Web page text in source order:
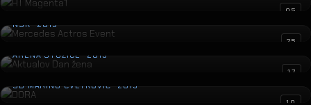
05
Mercedes Actros Event
NSK · 2019
25
Aktualov Dan žena
ARENA STOŽICE · 2019
17
DORA
SD MARINO CVETKOVIĆ · 2019
10